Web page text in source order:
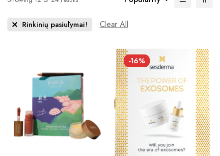
Rinkinių pasiūlymai! Clear All
-16%